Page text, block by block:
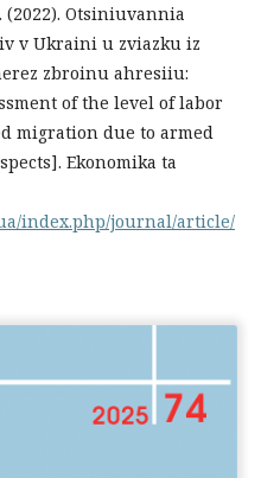
(2022). Otsiniuvannia
v Ukraini u zviazku iz
zbroinu ahresiiu:
of the level of labor
migration due to armed
Ekonomika ta
index.php/journal/article/